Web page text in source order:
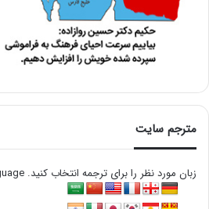
مترجم سایت
زبان مورد نظر را برای ترجمه انتخاب کنید. Please Choice Your Language :